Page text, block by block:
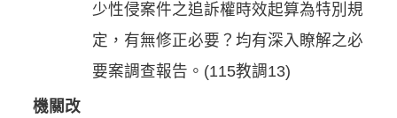
少性侵案件之追訴權時效起算為特別規
定，有無修正必要？均有深入瞭解之必
要案調查報告。(115教調13)
機關改